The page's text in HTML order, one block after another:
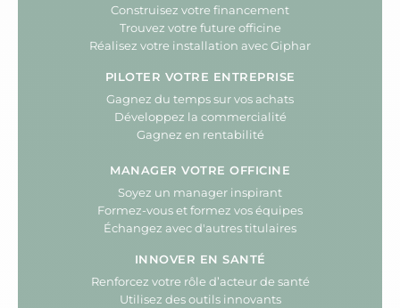
Construisez votre financement
Trouvez votre future officine
Réalisez votre installation avec Giphar
PILOTER VOTRE ENTREPRISE
Gagnez du temps sur vos achats
Développez la commercialité
Gagnez en rentabilité
MANAGER VOTRE OFFICINE
Soyez un manager inspirant
Formez-vous et formez vos équipes
Échangez avec d'autres titulaires
INNOVER EN SANTÉ
Renforcez votre rôle d’acteur de santé
Utilisez des outils innovants